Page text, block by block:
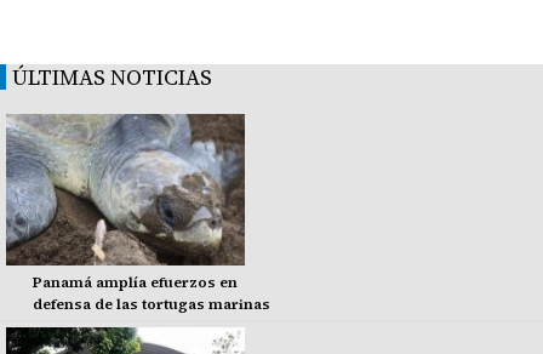
ÚLTIMAS NOTICIAS
Panamá amplía efuerzos en
defensa de las tortugas marinas